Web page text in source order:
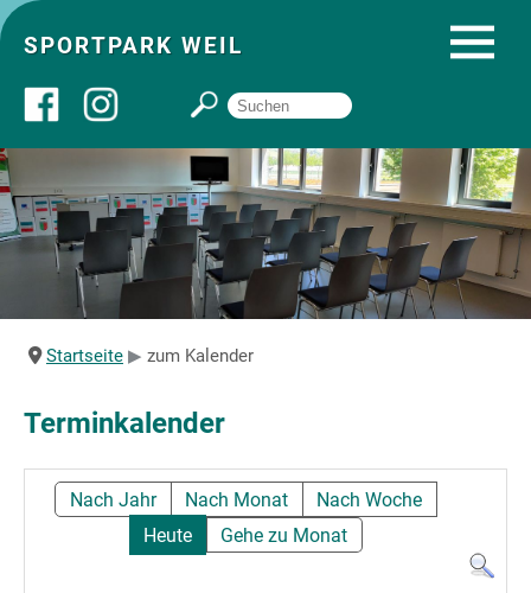
SPORTPARK WEIL
Über uns
Startseite
Angebote
Sportpark
Startseite zum Kalender
Terminkalender
Nach Jahr Nach Monat
Nach Woche
Heute
Gehe zu Monat